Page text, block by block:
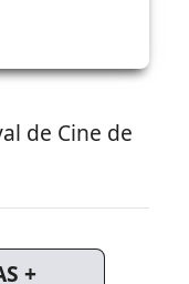
de Cine de
+